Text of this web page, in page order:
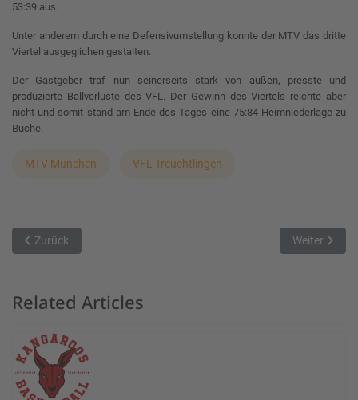
53:39 aus.
Unter anderem durch eine Defensivumstellung konnte der MTV das dritte
Viertel ausgeglichen gestalten.
Der Gastgeber traf nun seinerseits stark von außen, presste und
produzierte Ballverluste des VFL. Der Gewinn des Viertels reichte aber
nicht und somit stand am Ende des Tages eine 75:84-Heimniederlage zu
Buche.
MTV München VFL Treuchtlingen
Vorheriger Beitrag: BG Illertal sichert sich 93:73 Auswärtssieg in
Zurück Nächster
Weiter
Related Articles